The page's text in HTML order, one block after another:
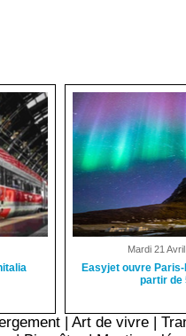
Mardi 21
Easyjet ouvre
partir de
|Art de vivre |